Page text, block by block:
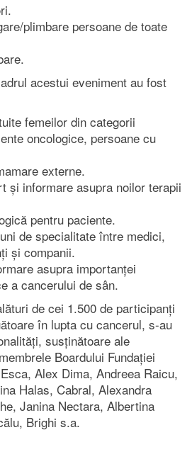
plimbare persoane de toate
acestui eveniment au fost
femeilor din categorii
oncologice, persoane cu
externe.
și informare asupra noilor terapii
pentru paciente.
de specialitate între medici,
și companii.
asupra importanței
a cancerului de sân.
de cei 1.500 de participanți
în lupta cu cancerul, s-au
susținătoare ale
Boardului Fundației
Alex Dima, Andreea Raicu,
Halas, Cabral, Alexandra
Janina Nectara, Albertina
Brighi s.a.